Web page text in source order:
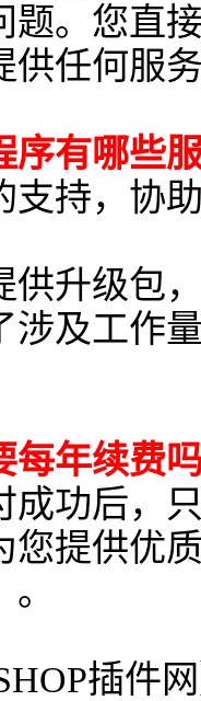
题。您直
供任何服
序有哪些
支持，协
供升级包
涉及工作
每年续费
成功后，
您提供优
插件